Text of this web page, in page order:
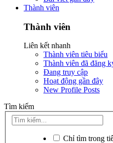
Thành viên
Thành viên
Liên kết nhanh
Thành viên tiêu biểu
Thành viên đã đăng
Đang truy cập
Hoạt động gần đây
New Profile Posts
Tìm kiếm
Chỉ tìm trong